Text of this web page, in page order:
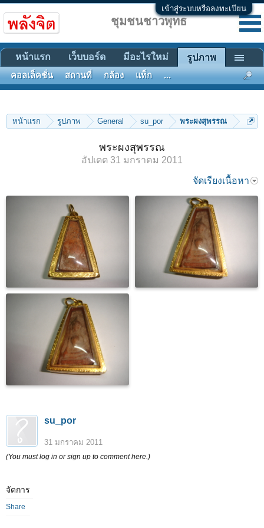
เข้าสู่ระบบหรือลงทะเบียน
หน้าแรก รูปภาพ General su_por พระผงสุพรรณ
พระผงสุพรรณ
อัปเดต 31 มกราคม 2011
จัดเรียงเนื้อหา
su_por
31 มกราคม 2011
(You must log in or sign up to comment here.)
จัดการ
Share
ชุมชนชาวพุทธ
หน้าแรก เว็บบอร์ด มีอะไรใหม่ รูปภาพ
คอลเล็คชั่น สถานที่ กล้อง แท็ก ...